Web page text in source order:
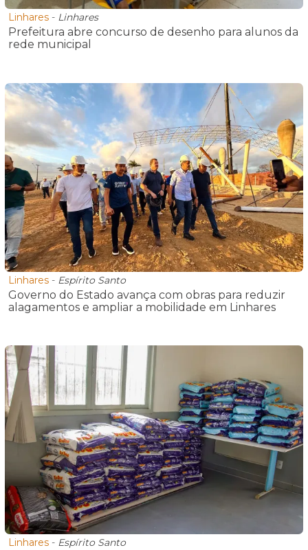
Linhares - Linhares
Prefeitura abre concurso de desenho para alunos da
rede municipal
Linhares - Espírito Santo
Governo do Estado avança com obras para reduzir
alagamentos e ampliar a mobilidade em Linhares
Linhares - Espírito Santo